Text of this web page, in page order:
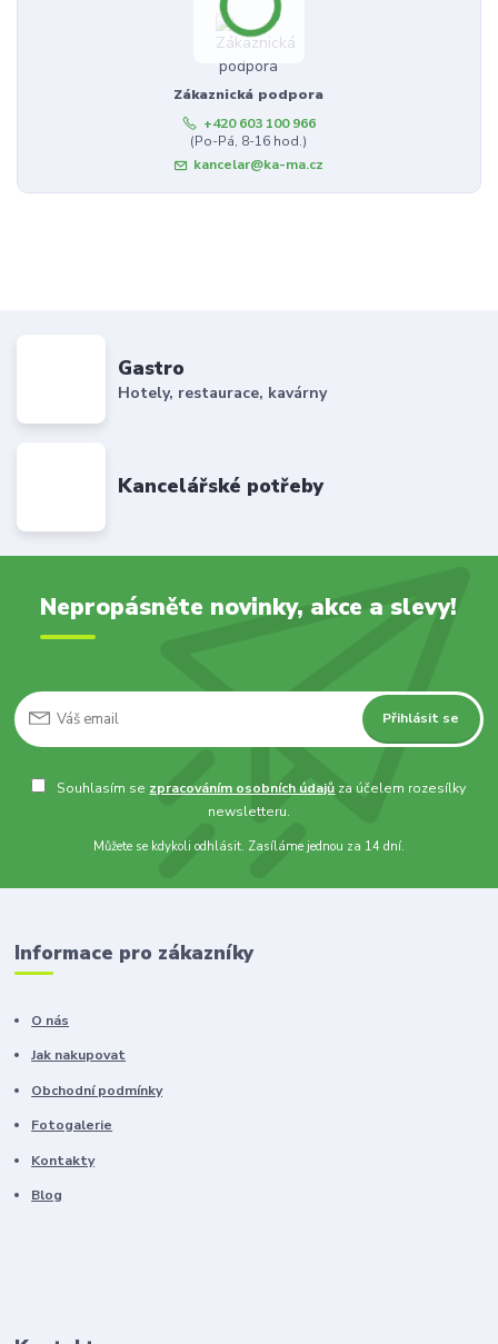
Zákaznická podpora
+420 603 100 966
(Po-Pá, 8-16 hod.)
kancelar@ka-ma.cz
Gastro
Hotely, restaurace, kavárny
Kancelářské potřeby
Nepropásněte novinky, akce a slevy!
Přihlásit se
Souhlasím se zpracováním osobních údajů za účelem rozesílky
newsletteru.
Můžete se kdykoli odhlásit. Zasíláme jednou za 14 dní.
Informace pro zákazníky
O nás
Jak nakupovat
Obchodní podmínky
Fotogalerie
Kontakty
Blog